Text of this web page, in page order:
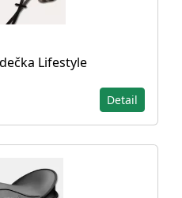
Lifestyle
Detail